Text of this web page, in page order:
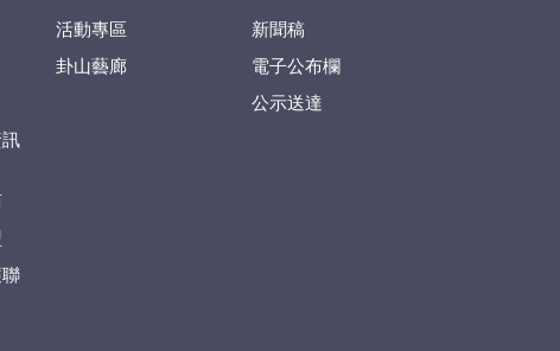
活動專區
卦山藝廊
新聞稿
電子公布欄
公示送達